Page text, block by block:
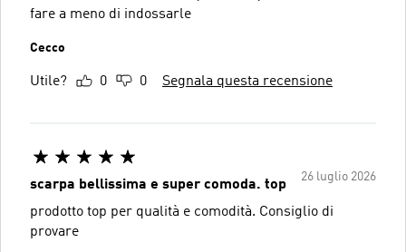
fare a meno di indossarle
Cecco
Utile? 0 0 Segnala questa recensione
26 luglio 2026
scarpa bellissima e super comoda. top
prodotto top per qualità e comodità. Consiglio di
provare